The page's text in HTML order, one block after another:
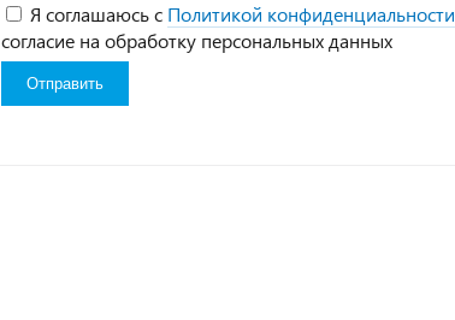
Я соглашаюсь с Политикой конфиденциальности
согласие на обработку персональных данных